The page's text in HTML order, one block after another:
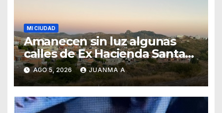
MI CIUDAD
Amanecen sin luz algunas
calles de Ex Hacienda Santa
Teresa
AGO 5, 2026 JUANMA A